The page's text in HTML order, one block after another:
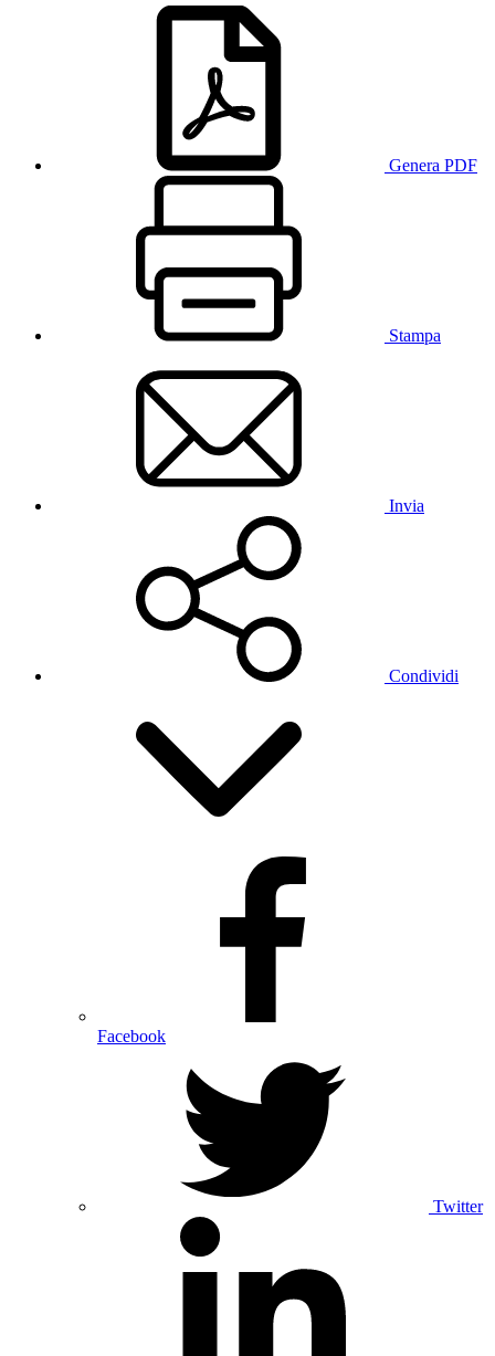
Genera PDF
Stampa
Invia
Condividi
Facebook
Twitter